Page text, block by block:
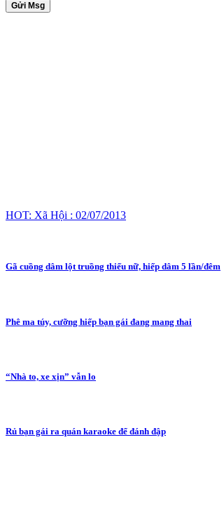
Gửi Msg
HOT: Xã Hội : 02/07/2013
Gã cuồng dâm lột truồng thiếu nữ, hiếp dâm 5 lần/đêm
Phê ma túy, cưỡng hiếp bạn gái đang mang thai
“Nhà to, xe xịn” vẫn lo
Rủ bạn gái ra quán karaoke để đánh đập